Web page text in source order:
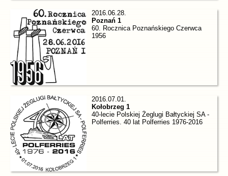
2016.06.28.
Poznań 1
60. Rocznica Poznańskiego Czerwca
1956
2016.07.01.
Kołobrzeg 1
40-lecie Polskiej Żeglugi Bałtyckiej SA -
Polferries. 40 lat Polferries 1976-2016